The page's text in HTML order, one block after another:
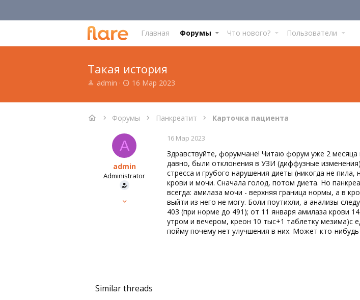
Главная Форумы Что нового? Пользователи
Такая история
А
т
admin
Д
т
н
ч
а
а
16 Мар 2023
Форумы Панкреатит Карточка пациента
A
admin
Administrator
16 Мар 2023
Здравствуйте, форумчане! Читаю форум уже 2
давно, были отклонения в УЗИ (диффузные
стресса и грубого нарушения диеты (никогда не
крови и мочи. Сначала голод, потом диета. Но
всегда: амилаза мочи - верхняя граница нормы, а в
выйти из него не могу. Боли поутихли, а анализы
403 (при норме до 491); от 11 января амилаза крови
утром и вечером, креон 10 тыс+1 таблетку мезима)с
пойму почему нет улучшения в них. Может кто-
Similar threads